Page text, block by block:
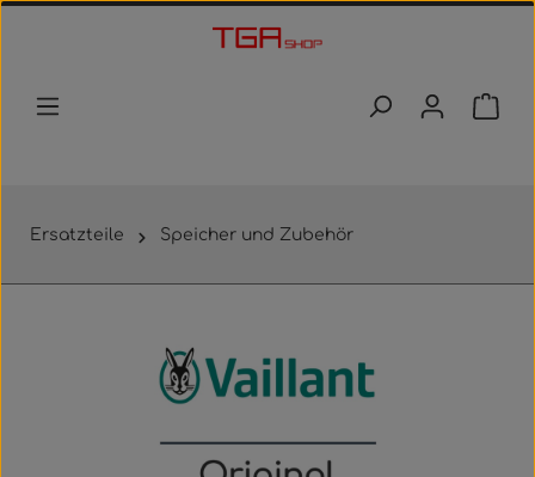
Zum Hauptinhalt springen
Ersatzteile Speicher und Zubehör